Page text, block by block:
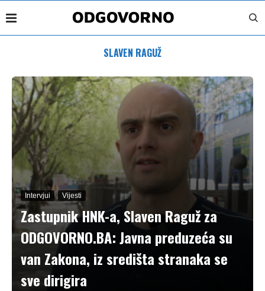
SLAVEN RAGUŽ
Intervjui Vijesti
Zastupnik HNK-a, Slaven Raguž za
ODGOVORNO.BA: Javna preduzeća su
van Zakona, iz središta stranaka se
sve dirigira